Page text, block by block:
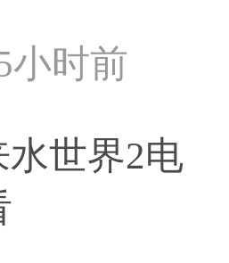
小时前
水世界2电